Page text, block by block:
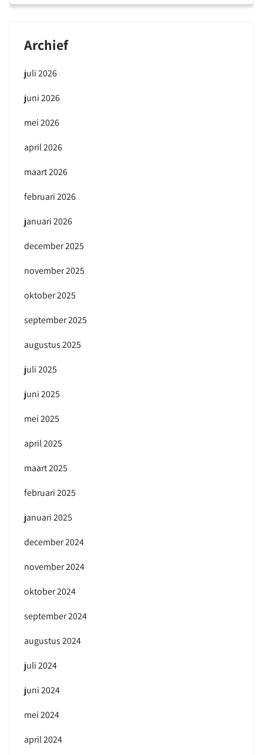
Archief
juli 2026
juni 2026
mei 2026
april 2026
maart 2026
februari 2026
januari 2026
december 2025
november 2025
oktober 2025
september 2025
augustus 2025
juli 2025
juni 2025
mei 2025
april 2025
maart 2025
februari 2025
januari 2025
december 2024
november 2024
oktober 2024
september 2024
augustus 2024
juli 2024
juni 2024
mei 2024
april 2024